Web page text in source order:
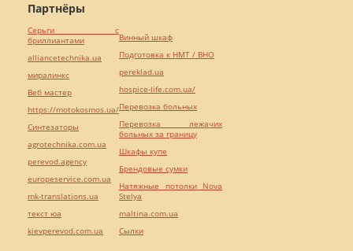
Партнёры
Серьги с
бриллиантами
alliancetechnika.ua
миралинкс
Веб мастер
https://motokosmos.ua/
Синтезаторы
agrotechnika.com.ua
perevod.agency
europeservice.com.ua
mk-translations.ua
текст юа
kievperevod.com.ua
Винный шкаф
Подготовка к НМТ / ВНО
pereklad.ua
hospice-life.com.ua/
Перевозка больных
Перевозка лежачих
больных за границу
Шкафы купе
Брендовые сумки
Натяжные потолки Nova
Stelya
maltina.com.ua
Cылки